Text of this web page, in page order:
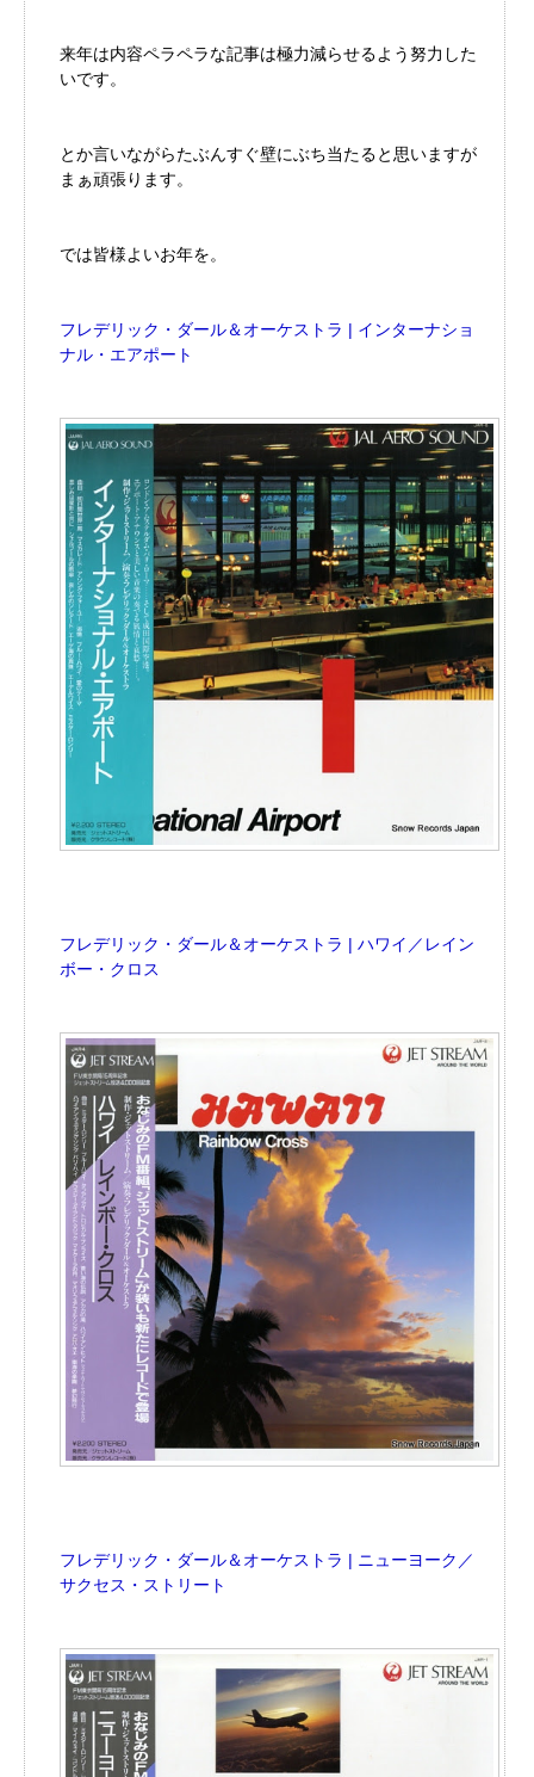
来年は内容ペラペラな記事は極力減らせるよう努力した
いです。
とか言いながらたぶんすぐ壁にぶち当たると思いますが
まぁ頑張ります。
では皆様よいお年を。
フレデリック・ダール＆オーケストラ | インターナショ
ナル・エアポート
フレデリック・ダール＆オーケストラ | ハワイ／レイン
ボー・クロス
フレデリック・ダール＆オーケストラ | ニューヨーク／
サクセス・ストリート